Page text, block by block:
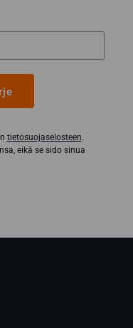
tietosuojaselosteen.
eikä se sido sinua